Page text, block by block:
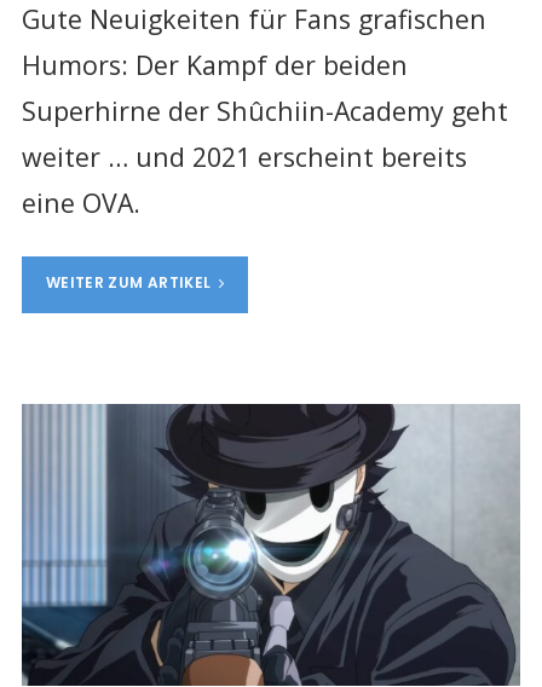
Gute Neuigkeiten für Fans grafischen
Humors: Der Kampf der beiden
Superhirne der Shûchiin-Academy geht
weiter … und 2021 erscheint bereits
eine OVA.
WEITER ZUM ARTIKEL